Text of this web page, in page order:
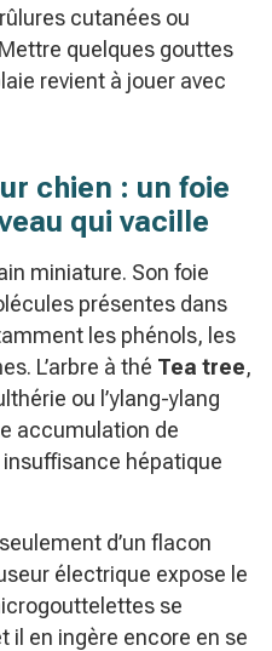
cutanées ou
quelques gouttes
revient à jouer avec
chien : un foie
qui vacille
miniature. Son foie
présentes dans
les phénols, les
L’arbre à thé Tea tree,
ou l’ylang-ylang
accumulation de
hépatique
d’un flacon
électrique expose le
se
il en ingère encore en se